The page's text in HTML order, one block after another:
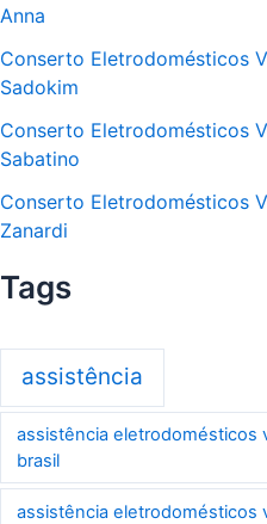
Anna
Conserto Eletrodomésticos
Sadokim
Conserto Eletrodomésticos
Sabatino
Conserto Eletrodomésticos
Zanardi
Tags
assistência
assistência eletrodomésticos
brasil
assistência eletrodomésticos